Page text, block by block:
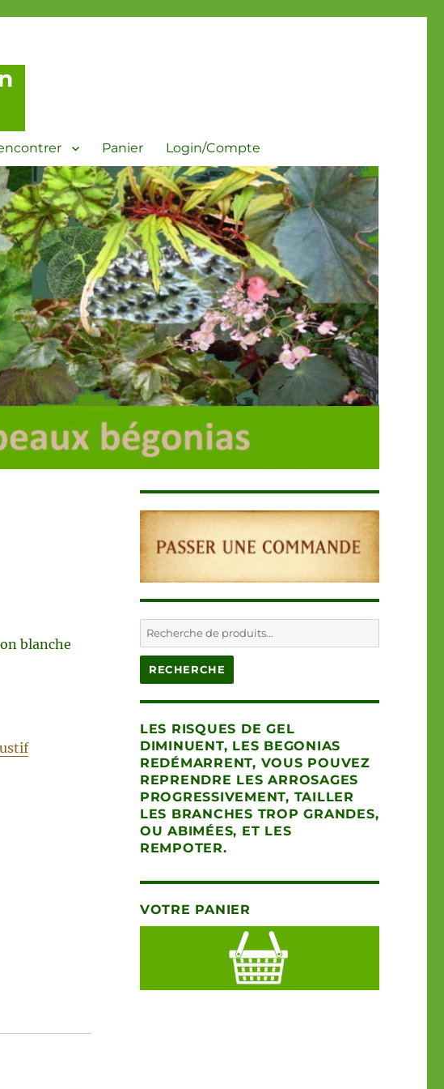
Panier Login/Compte
blanche
Recherche
pour :
RECHERCHE
LES RISQUES DE GEL
DIMINUENT, LES BEGONIAS
REDÉMARRENT, VOUS POUVEZ
REPRENDRE LES ARROSAGES
PROGRESSIVEMENT, TAILLER
LES BRANCHES TROP GRANDES,
OU ABIMÉES, ET LES
REMPOTER.
VOTRE PANIER